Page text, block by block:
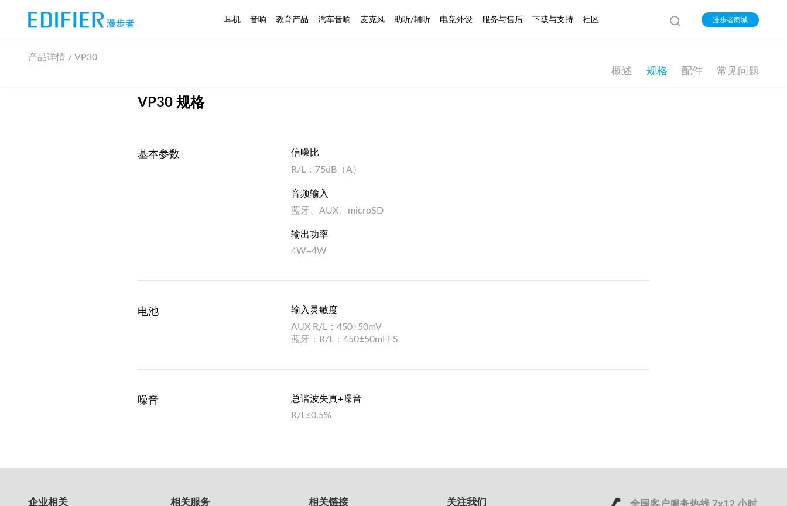
耳机 音响 教育产品 汽车音响 麦克风 助听/辅听 电竞外设 服务与售后 下载与支持 社区 漫步者商城
产品详情 / VP30
概述 规格 配件 常见问题
VP30 规格
基本参数
信噪比
R/L：75dB（A）
音频输入
蓝牙、AUX、microSD
输出功率
4W+4W
电池
输入灵敏度
AUX R/L：450±50mV
蓝牙：R/L：450±50mFFS
噪音
总谐波失真+噪音
R/L≤0.5%
企业相关 相关服务 相关链接 关注我们